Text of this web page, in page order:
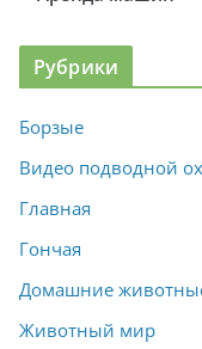
Рубрики
Борзые
Видео подводной
Главная
Гончая
Домашние
Животный мир